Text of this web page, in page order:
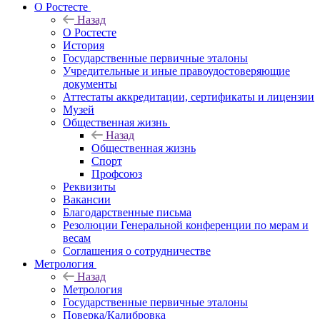
О Ростесте
Назад
О Ростесте
История
Государственные первичные эталоны
Учредительные и иные правоудостоверяющие
документы
Аттестаты аккредитации, сертификаты и лицензии
Музей
Общественная жизнь
Назад
Общественная жизнь
Спорт
Профсоюз
Реквизиты
Вакансии
Благодарственные письма
Резолюции Генеральной конференции по мерам и
весам
Соглашения о сотрудничестве
Метрология
Назад
Метрология
Государственные первичные эталоны
Поверка/Калибровка